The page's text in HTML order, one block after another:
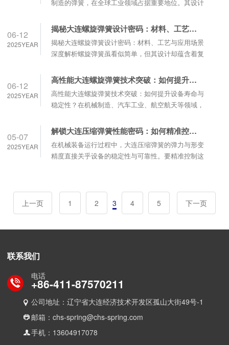
绿色弹簧可用于冲压模等中等强度需求场......
制造的弹簧，在全球工业领域占据重要地位。其设计
日标弹簧类型多样，常见的有压缩弹簧、拉伸弹簧与
扭转弹簧。压缩弹簧呈圆柱形，受外力时可压缩变
形，常用于汽车、家电、机械等行业，像汽车减震器
就离不开它。拉伸弹簧形状为圆环形或螺旋形，
06-12
2025YEAR
揭秘大连螺旋弹簧设计密码：材料、工艺与应用场景深度解析
揭秘大连螺旋弹簧设计密码：材料、工艺与应用场景
深度解析螺旋弹簧虽看似简单，但其设计却蕴含着复
决定了弹簧性能的优劣。在材料选择上，需依据不同
工况需求精准匹配。常见的弹簧钢具备良好的弹性和
强度，适用于普通机械装置；而在高温、高腐蚀环境
下，镍基合金、钛合金等特种材料则成为选择。
06-12
2025YEAR
高性能大连螺旋弹簧技术突破：如何提升设备寿命与稳定性？
高性能大连螺旋弹簧技术突破：如何提升设备寿命与
稳定性？在机械制造、汽车工业、航空航天等领域，
能。随着设备运行强度和精度要求不断提高，如何通
过技术突破提升螺旋弹簧的寿命与稳定性，成为行业
关注焦点。材料革新是提升性能的基石。传统弹簧钢
已难以满足极端工况需求，新型合金材料如硅锰
05-07
2025YEAR
解锁大连压缩弹簧性能密码：如何精准控制弹力与形变
在机械装备运行过程中，大连压缩弹簧的弹力与形变
精度直接关乎设备的稳定性与可靠性。要精准控制这
数等参数，与弹力和形变紧密相关。依据胡克定律，
通过精确计算弹簧常数，合理规划参数，可预先确定
弹簧的载荷 - 变形曲线。例如，增大弹簧丝直......
上一页 1 2 3 4 5 下一页
联系我们
电话
+86-411-87570211
公司地址：辽宁省大连经济技术开发区孤山大街49号-1
邮箱：chs-spring@chs-spring.com
手机：13604917078